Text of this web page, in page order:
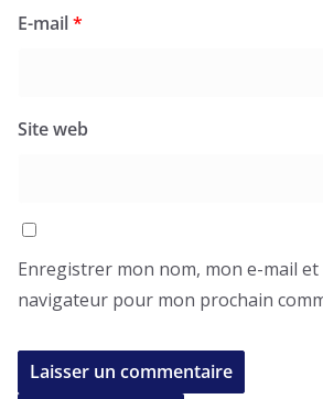
E-mail*
Site web
Enregistrer mon nom, mon e-mail et
navigateur pour mon prochain